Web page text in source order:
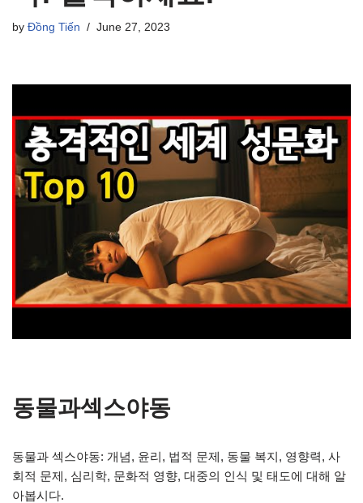
by Đồng Tiến June 27, 2023
동물과섹스야동
동물과 섹스야동: 개념, 윤리, 법적 문제, 동물 복지, 영향력, 사
회적 문제, 심리학, 문화적 영향, 대중의 인식 및 태도에 대해 알
아봅시다.